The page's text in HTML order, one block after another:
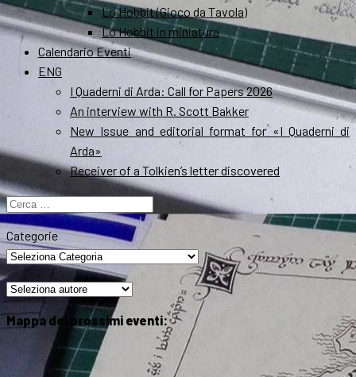
Lo Hobbit (Gioco da Tavola)
Lo Hobbit in miniatura
Calendario Eventi
ENG
I Quaderni di Arda: Call for Papers 2026
An interview with R. Scott Bakker
New Issue and editorial format for «I Quaderni di
Arda»
Receiver of a Tolkien’s letter discovered
Ricerca
per:
Categorie
Mappa dei prossimi eventi: